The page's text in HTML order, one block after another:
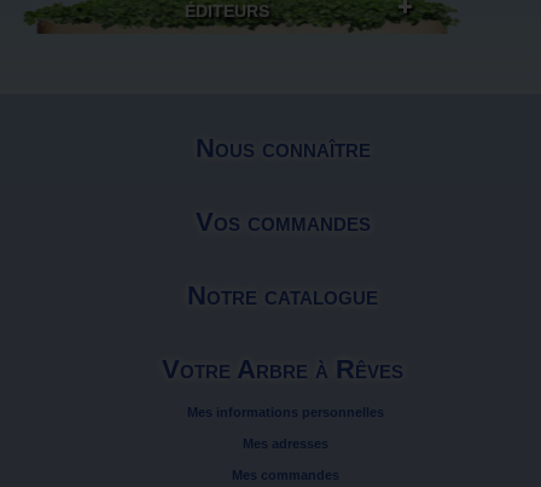
ÉDITEURS
Nous connaître
Vos commandes
Notre catalogue
Votre Arbre à Rêves
Mes informations personnelles
Mes adresses
Mes commandes